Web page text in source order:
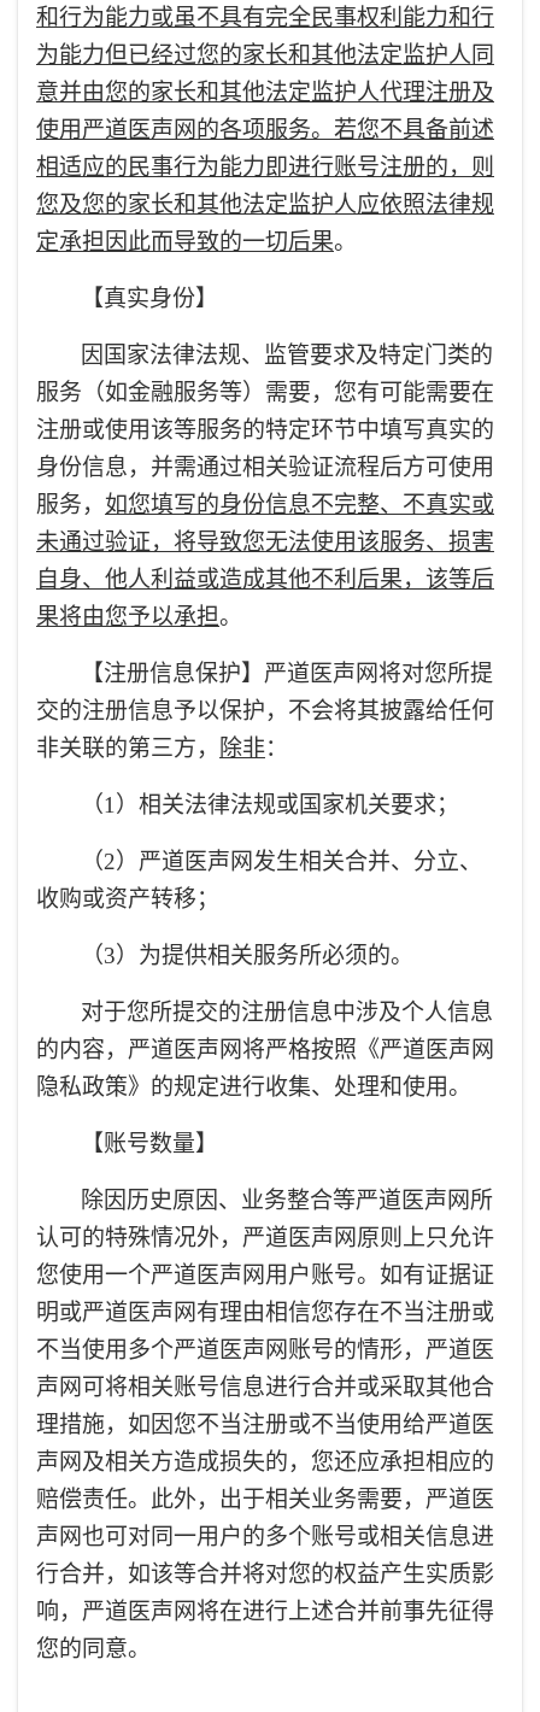
和行为能力或虽不具有完全民事权利能力和行
为能力但已经过您的家长和其他法定监护人同
意并由您的家长和其他法定监护人代理注册及
使用严道医声网的各项服务。若您不具备前述
相适应的民事行为能力即进行账号注册的，则
您及您的家长和其他法定监护人应依照法律规
定承担因此而导致的一切后果。
【真实身份】
因国家法律法规、监管要求及特定门类的
服务（如金融服务等）需要，您有可能需要在
注册或使用该等服务的特定环节中填写真实的
身份信息，并需通过相关验证流程后方可使用
服务， 如您填写的身份信息不完整、不真实或
未通过验证，将导致您无法使用该服务、损害
自身、他人利益或造成其他不利后果，该等后
果将由您予以承担。
【注册信息保护】严道医声网将对您所提
交的注册信息予以保护，不会将其披露给任何
非关联的第三方，
除非：
（1）相关法律法规或国家机关要求；
（2）严道医声网发生相关合并、分立、
收购或资产转移；
（3）为提供相关服务所必须的。
对于您所提交的注册信息中涉及个人信息
的内容，严道医声网将严格按照《严道医声网
隐私政策》的规定进行收集、处理和使用。
【账号数量】
除因历史原因、业务整合等严道医声网所
认可的特殊情况外，严道医声网原则上只允许
您使用一个严道医声网用户账号。如有证据证
明或严道医声网有理由相信您存在不当注册或
不当使用多个严道医声网账号的情形，严道医
声网可将相关账号信息进行合并或采取其他合
理措施，如因您不当注册或不当使用给严道医
声网及相关方造成损失的，您还应承担相应的
赔偿责任。此外，出于相关业务需要，严道医
声网也可对同一用户的多个账号或相关信息进
行合并，如该等合并将对您的权益产生实质影
响，严道医声网将在进行上述合并前事先征得
您的同意。